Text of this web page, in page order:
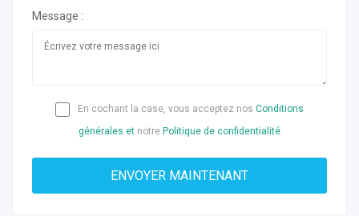
Message :
En cochant la case, vous acceptez nos Conditions
générales et notre Politique de confidentialité